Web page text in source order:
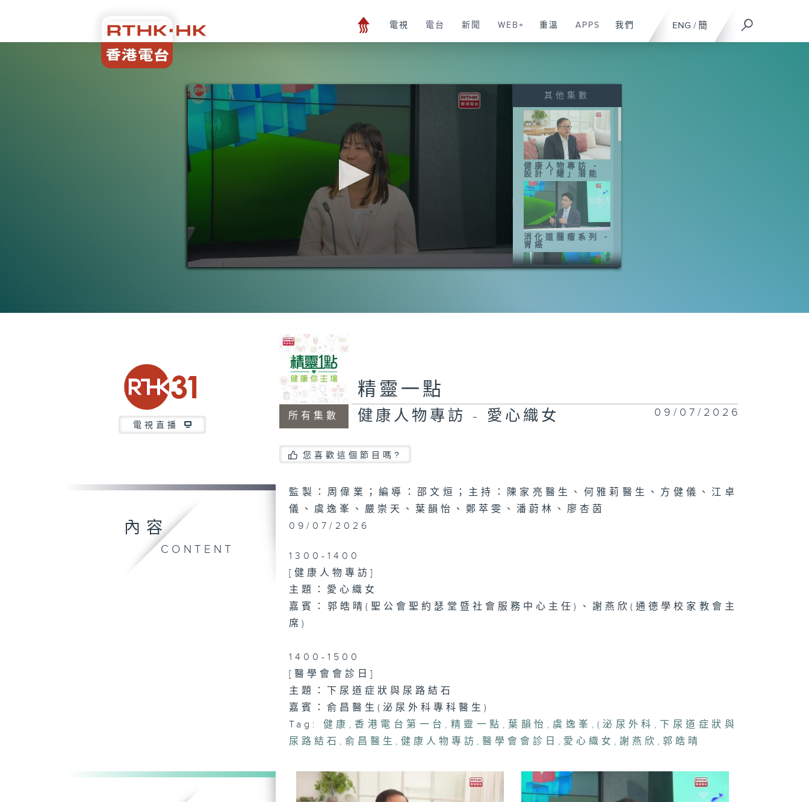
ENG / 簡
電視 電台 新聞 WEB+ 重溫 APPS 我們
0
其他集數
健康人物專訪 -
設計「耀」潛能
消化道腫瘤系列 -
胃癌
激綜合症
新技術
電視直播
所有集數
精靈一點
健康人物專訪 - 愛心織女 09/07/2026
您喜歡這個節目嗎?
內容
CONTENT
監製：周偉業；編導：邵文烜；主持：陳家亮醫生、何雅莉醫生、方健儀、江卓
儀、虞逸峯、嚴崇天、葉韻怡、鄭萃雯、潘蔚林、廖杏茵
09/07/2026
1300-1400
[健康人物專訪]
主題：愛心織女
嘉賓：郭皓晴(聖公會聖約瑟堂暨社會服務中心主任)、謝燕欣(通德學校家教會主
席)
1400-1500
[醫學會會診日]
主題：下尿道症狀與尿路結石
嘉賓：俞昌醫生(泌尿外科專科醫生)
Tag:
健康 , 香港電台第一台 , 精靈一點 , 葉韻怡 , 虞逸峯 , (泌尿外科 , 下尿道症狀與
尿路結石 ,俞昌醫生 ,健康人物專訪 ,醫學會會診日 , 愛心織女 , 謝燕欣 ,郭皓晴